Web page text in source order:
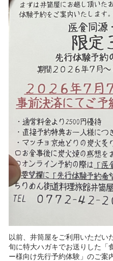
以前、井筒屋をご利用いただい
旬に特大ハガキでお送りした「
ー様向け先行予約体験」のご案